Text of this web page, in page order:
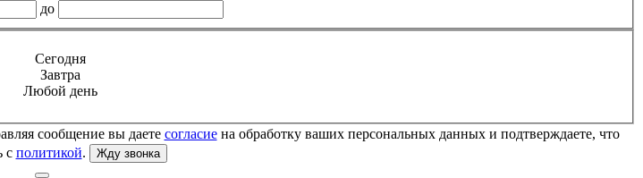
до
Сегодня
Завтра
Любой день
сообщение вы даете согласиена обработку ваших персональных данных и подтверждаете, что
с политикой. Жду звонка